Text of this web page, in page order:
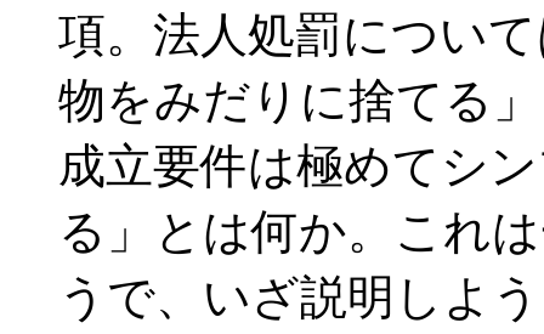
項。法人処罰につい
物をみだりに捨てる
成立要件は極めてシ
る」とは何か。これ
うで、いざ説明しよ